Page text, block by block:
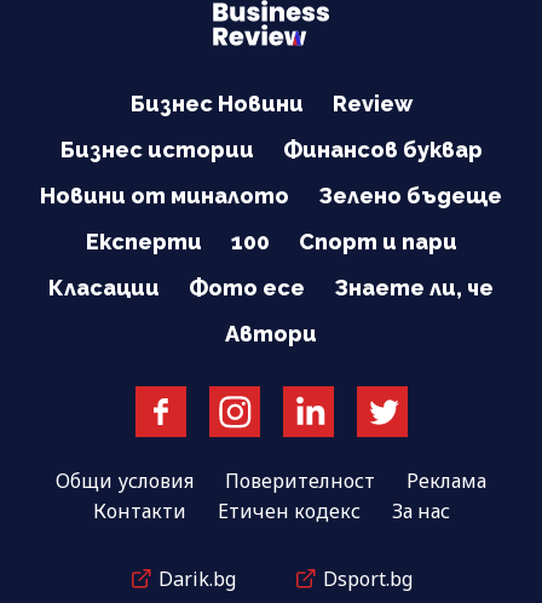
Бизнес Новини
Review
Бизнес истории
Финансов буквар
Новини от миналото
Зелено бъдеще
Експерти
100
Спорт и пари
Класации
Фото есе
Знаете ли, че
Автори
Общи условия Поверителност
Реклама
Контакти
Етичен кодекс За нас
Darik.bg
Dsport.bg